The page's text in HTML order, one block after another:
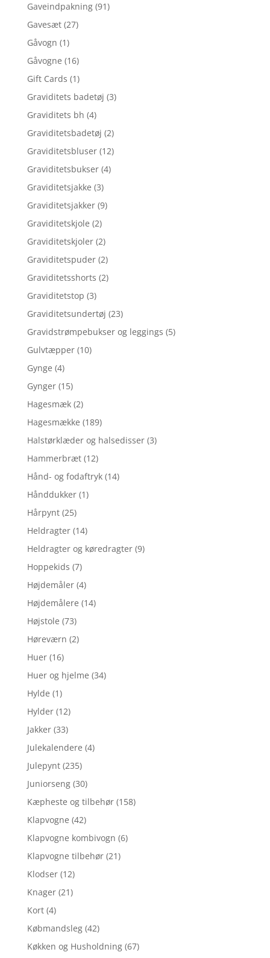
Gaveindpakning (91)
Gavesæt (27)
Gåvogn (1)
Gåvogne (16)
Gift Cards (1)
Graviditets badetøj (3)
Graviditets bh (4)
Graviditetsbadetøj (2)
Graviditetsbluser (12)
Graviditetsbukser (4)
Graviditetsjakke (3)
Graviditetsjakker (9)
Graviditetskjole (2)
Graviditetskjoler (2)
Graviditetspuder (2)
Graviditetsshorts (2)
Graviditetstop (3)
Graviditetsundertøj (23)
Gravidstrømpebukser og leggings (5)
Gulvtæpper (10)
Gynge (4)
Gynger (15)
Hagesmæk (2)
Hagesmække (189)
Halstørklæder og halsedisser (3)
Hammerbræt (12)
Hånd- og fodaftryk (14)
Hånddukker (1)
Hårpynt (25)
Heldragter (14)
Heldragter og køredragter (9)
Hoppekids (7)
Højdemåler (4)
Højdemålere (14)
Højstole (73)
Høreværn (2)
Huer (16)
Huer og hjelme (34)
Hylde (1)
Hylder (12)
Jakker (33)
Julekalendere (4)
Julepynt (235)
Juniorseng (30)
Kæpheste og tilbehør (158)
Klapvogne (42)
Klapvogne kombivogn (6)
Klapvogne tilbehør (21)
Klodser (12)
Knager (21)
Kort (4)
Købmandsleg (42)
Køkken og Husholdning (67)